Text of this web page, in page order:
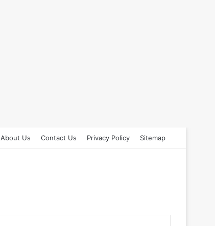
About Us Contact Us Privacy Policy Sitemap